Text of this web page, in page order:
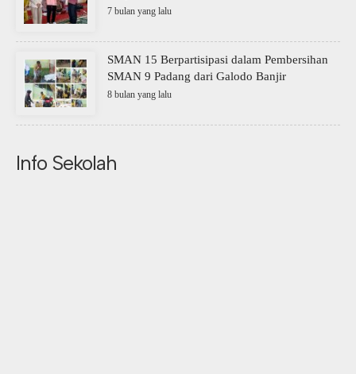
7 bulan yang lalu
SMAN 15 Berpartisipasi dalam Pembersihan
SMAN 9 Padang dari Galodo Banjir
8 bulan yang lalu
Info Sekolah